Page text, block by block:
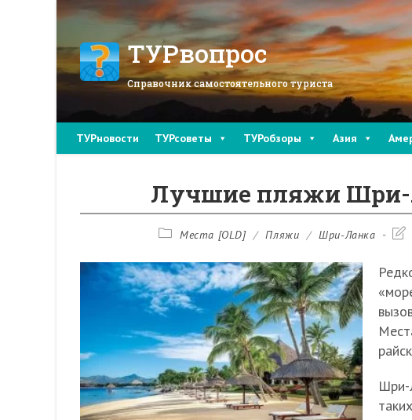
ТУРвопрос
Справочник самостоятельного туриста
ТУРновости ТУРсоветы ТУРобзоры Азия
Лучшие пляжи Шри-
РубрикаМеста [OLD] / Пляжи / Шри-Ланка